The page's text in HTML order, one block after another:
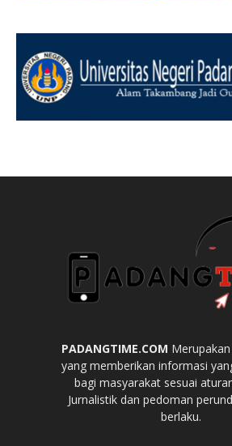
PADANGTIME.COM
yang memberikan informasi
bagi masyarakat sesuai
Jurnalistik dan pedoman
berlaku.